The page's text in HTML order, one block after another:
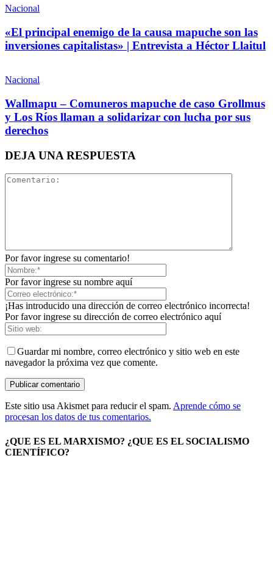
Nacional
«El principal enemigo de la causa mapuche son las
inversiones capitalistas» | Entrevista a Héctor Llaitul
Nacional
Wallmapu – Comuneros mapuche de caso Grollmus
y Los Ríos llaman a solidarizar con lucha por sus
derechos
DEJA UNA RESPUESTA
Por favor ingrese su comentario!
Por favor ingrese su nombre aquí
¡Has introducido una dirección de correo electrónico incorrecta!
Por favor ingrese su dirección de correo electrónico aquí
Guardar mi nombre, correo electrónico y sitio web en este
navegador la próxima vez que comente.
Este sitio usa Akismet para reducir el spam. Aprende cómo se
procesan los datos de tus comentarios.
¿QUE ES EL MARXISMO? ¿QUE ES EL SOCIALISMO
CIENTÍFICO?